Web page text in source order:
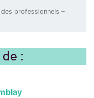
professionnels –
: